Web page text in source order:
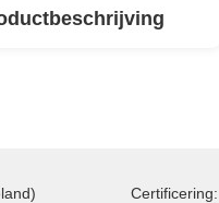
Certificering: